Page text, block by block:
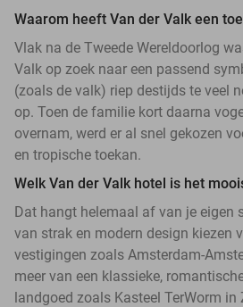
Waarom heeft Van der Valk een
Vlak na de Tweede Wereldoorlog
Valk op zoek naar een passend
(zoals de valk) riep destijds te veel
op. Toen de familie kort daarna
overnam, werd er al snel gekozen
en tropische toekan.
Welk Van der Valk hotel is het
Dat hangt helemaal af van je eigen
van strak en modern design kiezen
vestigingen zoals Amsterdam-
meer van een klassieke,
landgoed zoals Kasteel TerWorm in